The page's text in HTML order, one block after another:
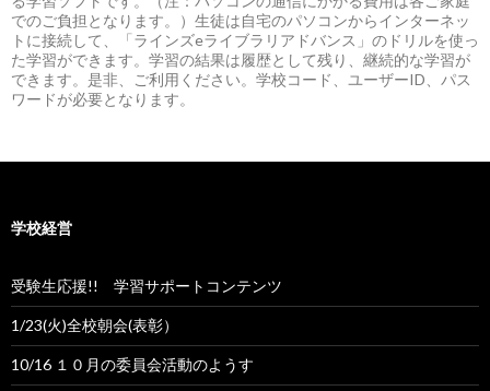
でのご負担となります。）生徒は自宅のパソコンからインターネッ
トに接続して、「ラインズeライブラリアドバンス」のドリルを使っ
た学習ができます。学習の結果は履歴として残り、継続的な学習が
できます。是非、ご利用ください。学校コード、ユーザーID、パス
ワードが必要となります。
学校経営
受験生応援!! 学習サポートコンテンツ
1/23(火)全校朝会(表彰）
10/16 １０月の委員会活動のようす